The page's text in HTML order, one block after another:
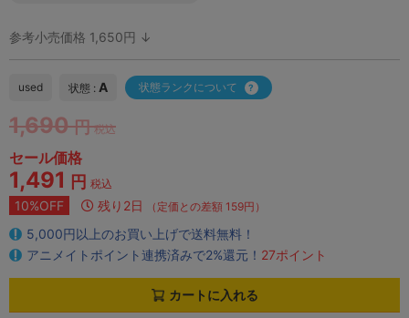
参考小売価格 1,650円 ↓
used 状態 : A 状態ランクについて
1,690 円 税込
セール価格
1,491 円 税込
10%OFF 残り2日 （定価との差額 159円）
5,000円以上のお買い上げで送料無料！
アニメイトポイント連携済みで2%還元！ 27ポイント
カートに入れる